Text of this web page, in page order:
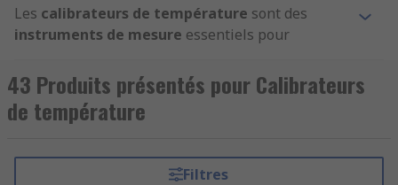
Les calibrateurs de température sont des
instruments de mesure essentiels pour
capteurs de température , thermocouples et
sondes PT100 utilisés dans l’industrie, les
laboratoires et les applications de terrain. Un
un thermomètre, un capteur ou un outil de
43 Produits présentés pour Calibrateurs
de température
Filtres